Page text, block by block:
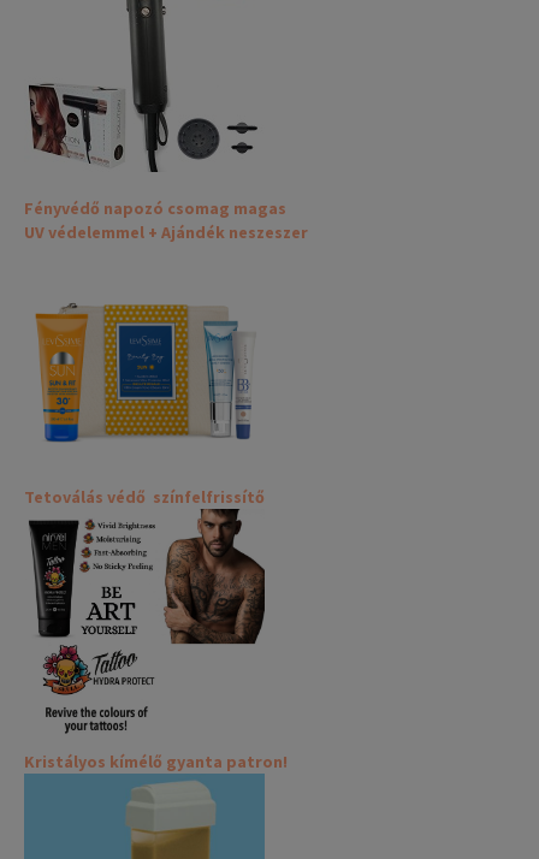
Fényvédő napozó csomag magas
UV védelemmel + Ajándék neszeszer
Tetoválás védő színfelfrissítő
Kristályos kímélő gyanta patron!